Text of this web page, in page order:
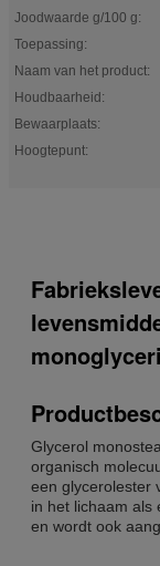
Joodwaarde g/100 g:
Toepassing:
Naam van het product:
Houdbaarheid:
Bewaarplaats:
Hoogtepunt:
Glycerol
organisch
een glycerolester
in het lichaam als
en wordt ook